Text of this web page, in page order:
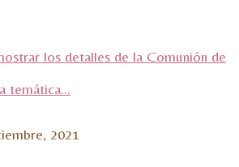
los detalles de la Comunión de
temática...
2021